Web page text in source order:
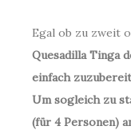
Egal ob zu zweit
Quesadilla Tinga
einfach
Um sogleich zu
(für 4 Personen)